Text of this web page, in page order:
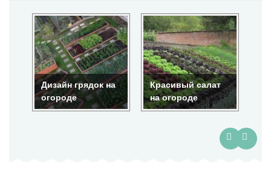
Дизайн грядок на
огороде
Красивый салат
на огороде